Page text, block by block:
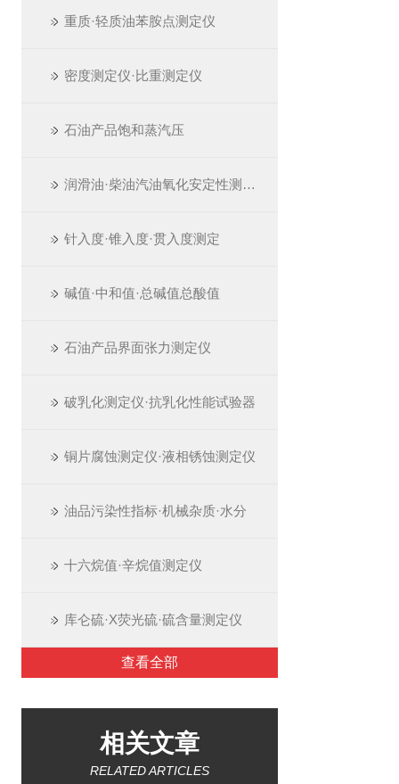
重质·轻质油苯胺点测定仪
密度测定仪·比重测定仪
石油产品饱和蒸汽压
润滑油·柴油汽油氧化安定性测定仪
针入度·锥入度·贯入度测定
碱值·中和值·总碱值总酸值
石油产品界面张力测定仪
破乳化测定仪·抗乳化性能试验器
铜片腐蚀测定仪·液相锈蚀测定仪
油品污染性指标·机械杂质·水分
十六烷值·辛烷值测定仪
库仑硫·X荧光硫·硫含量测定仪
查看全部
相关文章
RELATED ARTICLES